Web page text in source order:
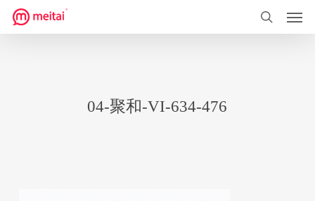
到
搜索
04-聚和-VI-634-476